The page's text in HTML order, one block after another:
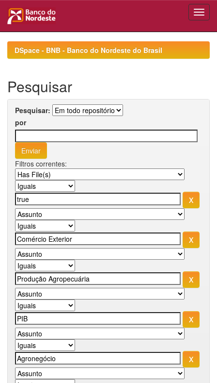
navigationDSpace - BNB - Banco do Nordeste do Brasil
Pesquisar
Pesquisar:
por
Filtros correntes: